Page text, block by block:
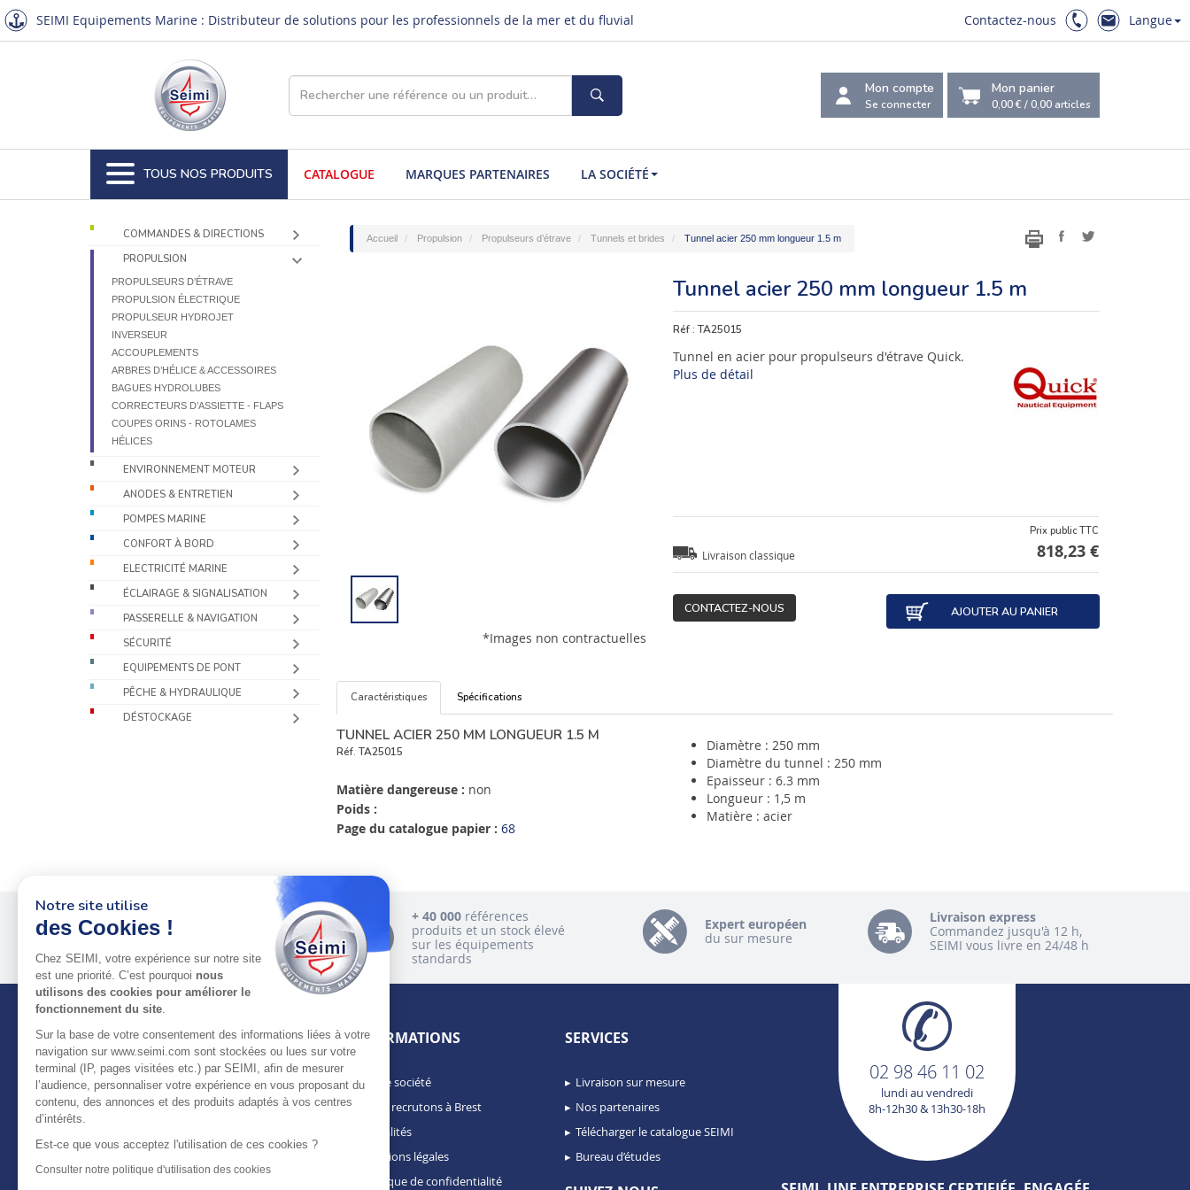
SEIMI Equipements Marine : Distributeur de solutions pour les professionnels de la mer et du fluvial Contactez-nous Langue
Mon compte
Se connecter
Mon panier
0,00 €/0,00 articles
TOUS NOS PRODUITS CATALOGUE MARQUES PARTENAIRES LA SOCIÉTÉ
COMMANDES & DIRECTIONS
PROPULSION
PROPULSEURS D’ÉTRAVE
PROPULSION ÉLECTRIQUE
PROPULSEUR HYDROJET
INVERSEUR
ACCOUPLEMENTS
ARBRES D’HÉLICE & ACCESSOIRES
BAGUES HYDROLUBES
CORRECTEURS D’ASSIETTE - FLAPS
COUPES ORINS - ROTOLAMES
HÉLICES
ENVIRONNEMENT MOTEUR
ANODES & ENTRETIEN
POMPES MARINE
CONFORT À BORD
ELECTRICITÉ MARINE
ÉCLAIRAGE & SIGNALISATION
PASSERELLE & NAVIGATION
SÉCURITÉ
EQUIPEMENTS DE PONT
PÊCHE & HYDRAULIQUE
DÉSTOCKAGE
Accueil Propulsion Propulseurs d’étrave Tunnels et brides Tunnel acier 250 mm longueur 1.5 m
*Images non contractuelles
Tunnel acier 250 mm longueur 1.5 m
Réf :TA25015
Tunnel en acier pour propulseurs d'étrave Quick.
Plus de détail
Livraison classique
Prix public TTC
818,23 €
CONTACTEZ-NOUS AJOUTER AU PANIER
Caractéristiques Spécifications
TUNNEL ACIER 250 MM LONGUEUR 1.5 M
Réf.TA25015
Matière dangereuse : non
Poids :
Page du catalogue papier : 68
Diamètre : 250 mm
Diamètre du tunnel : 250 mm
Epaisseur : 6.3 mm
Longueur : 1,5 m
Matière : acier
Plus de 50 ans
au service
des pros
+ 40 000 références
produits et un stock élevé
sur les équipements
standards
Expert européen
du sur mesure
Livraison express
Commandez jusqu'à 12 h,
SEIMI vous livre en 24/48 h
À PROPOS DE SEIMI
Depuis plus de 50 ans, nous apportons des
chantiers de construction navale, de refit,
spécialisés, armateurs et entreprises de
INFORMATIONS
Notre société
Nous recrutons à Brest
Actualités
Mentions légales
Politique de confidentialité
SERVICES
Livraison sur mesure
Nos partenaires
Télécharger le catalogue SEIMI
Bureau d’études
02 98 46 11 02
lundi au vendredi
8h-12h30 & 13h30-18h
Notre site utilise
des Cookies !
Chez SEIMI, votre expérience sur notre site
est une priorité. C’est pourquoi nous
utilisons des cookies pour améliorer le
fonctionnement du site.
Sur la base de votre consentement des informations liées à votre
navigation sur www.seimi.com sont stockées ou lues sur votre
terminal (IP, pages visitées etc.) par SEIMI, afin de mesurer
l’audience, personnaliser votre expérience en vous proposant du
contenu, des annonces et des produits adaptés à vos centres
d’intérêts.
Est-ce que vous acceptez l'utilisation de ces cookies ?
Consulter notre politique d'utilisation des cookies